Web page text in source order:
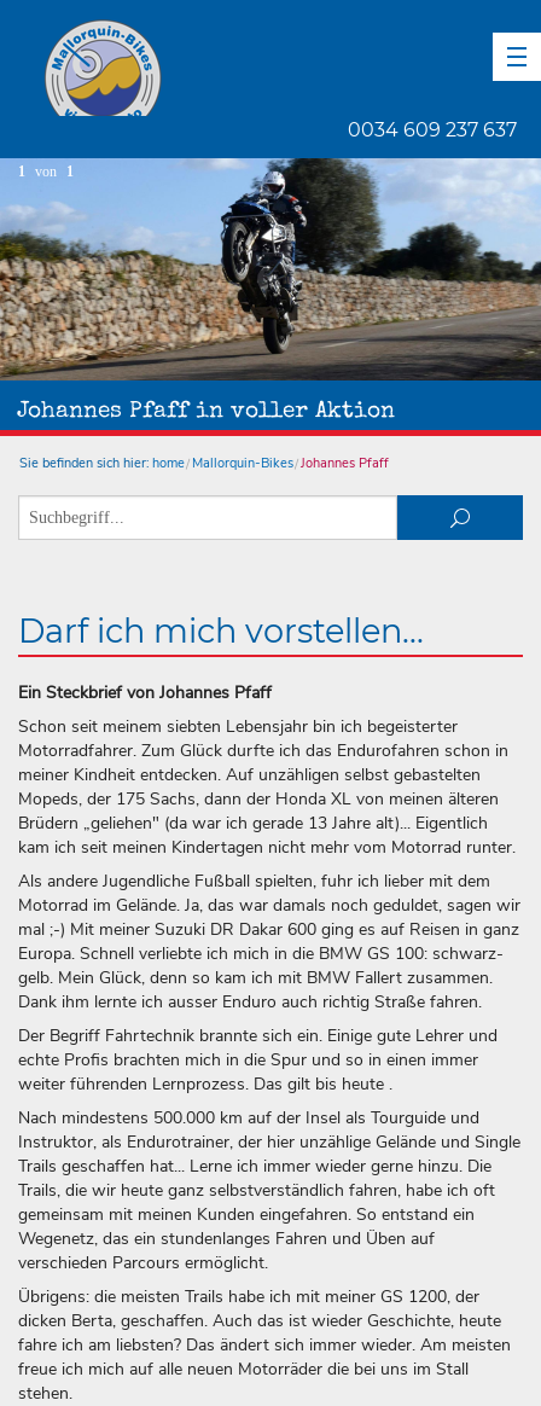
0034 609 237 637
Johannes Pfaff in voller Aktion
1 von 1
Sie befinden sich hier: home Mallorquin-Bikes Johannes Pfaff
Darf ich mich vorstellen...
Ein Steckbrief von Johannes Pfaff
Schon seit meinem siebten Lebensjahr bin ich begeisterter
Motorradfahrer. Zum Glück durfte ich das Endurofahren schon in
meiner Kindheit entdecken. Auf unzähligen selbst gebastelten
Mopeds, der 175 Sachs, dann der Honda XL von meinen älteren
Brüdern „geliehen" (da war ich gerade 13 Jahre alt)... Eigentlich
kam ich seit meinen Kindertagen nicht mehr vom Motorrad runter.
Als andere Jugendliche Fußball spielten, fuhr ich lieber mit dem
Motorrad im Gelände. Ja, das war damals noch geduldet, sagen wir
mal ;-) Mit meiner Suzuki DR Dakar 600 ging es auf Reisen in ganz
Europa. Schnell verliebte ich mich in die BMW GS 100: schwarz-
gelb. Mein Glück, denn so kam ich mit BMW Fallert zusammen.
Dank ihm lernte ich ausser Enduro auch richtig Straße fahren.
Der Begriff Fahrtechnik brannte sich ein. Einige gute Lehrer und
echte Profis brachten mich in die Spur und so in einen immer
weiter führenden Lernprozess. Das gilt bis heute .
Nach mindestens 500.000 km auf der Insel als Tourguide und
Instruktor, als Endurotrainer, der hier unzählige Gelände und Single
Trails geschaffen hat... Lerne ich immer wieder gerne hinzu. Die
Trails, die wir heute ganz selbstverständlich fahren, habe ich oft
gemeinsam mit meinen Kunden eingefahren. So entstand ein
Wegenetz, das ein stundenlanges Fahren und Üben auf
verschieden Parcours ermöglicht.
Übrigens: die meisten Trails habe ich mit meiner GS 1200, der
dicken Berta, geschaffen. Auch das ist wieder Geschichte, heute
fahre ich am liebsten? Das ändert sich immer wieder. Am meisten
freue ich mich auf alle neuen Motorräder die bei uns im Stall
stehen.